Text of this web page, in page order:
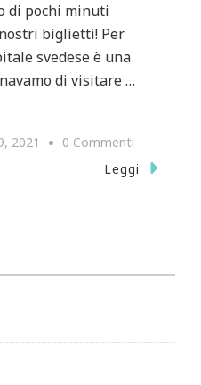
di pochi minuti
biglietti! Per
svedese è una
di visitare …
2021 0 Commenti
Leggi